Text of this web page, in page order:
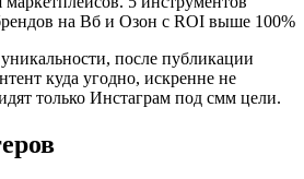
после публикации
куда угодно, искренне не
только Инстаграм под смм цели.